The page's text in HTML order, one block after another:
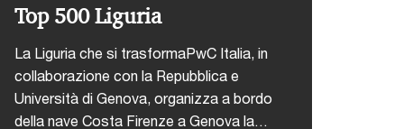
sulle competenze e essenzialità di una
ciascun individuo.Interviene Riccardo
Donelli, Partner PwC Italia - People
Transformation Leader nella tavola
Top 500 Liguria
La Liguria che si trasformaPwC Italia, in
collaborazione con la Repubblica e
Università di Genova, organizza a bordo
della nave Costa Firenze a Genova la